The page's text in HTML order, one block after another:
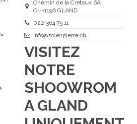
Chemin de la Crétaux 6A
CH-1196 GLAND
022 364 75 11
info@solenpierre.ch
VISITEZ
NOTRE
SHOOWROM
A GLAND